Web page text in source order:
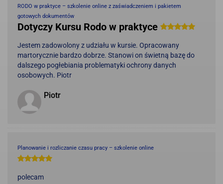
RODO w praktyce – szkolenie online z zaświadczeniem i pakietem
gotowych dokumentów
Dotyczy Kursu Rodo w praktyce
Jestem zadowolony z udziału w kursie. Opracowany
martorycznie bardzo dobrze. Stanowi on świetną bazę do
dalszego pogłebiania problematyki ochrony danych
osobowych. Piotr
Piotr
Planowanie i rozliczanie czasu pracy – szkolenie online
polecam